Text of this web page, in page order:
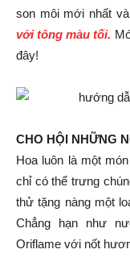
son môi mới nhất
với tông màu tối.
đây!
CHO HỘI NHỮNG
Hoa luôn là một
chỉ có thể trưng
thử tặng nàng một
Chẳng hạn như
Oriflame với nốt